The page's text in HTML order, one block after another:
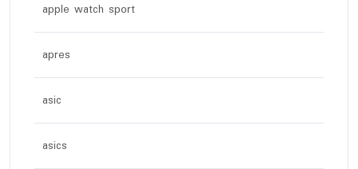
apple watch sport
apres
asic
asics